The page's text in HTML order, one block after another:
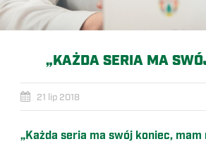
„KAŻDA SERIA MA
21 lip 2018
„Każda seria ma swój koniec, mam